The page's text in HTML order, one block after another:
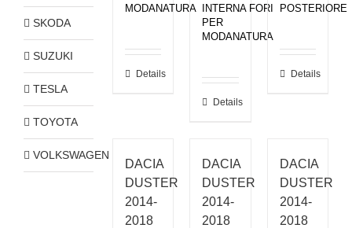
MODANATURA
Details
INTERNA FORI
PER
MODANATURA
Details
POSTERIORE
Details
DACIA
DUSTER
2014-
2018
DACIA
DUSTER
2014-
2018
DACIA
DUSTER
2014-
2018
SKODA
SUZUKI
TESLA
TOYOTA
VOLKSWAGEN